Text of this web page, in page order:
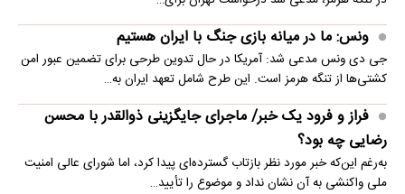
ونس: ما در میانه بازی جنگ با ایران هستیم
جی دی ونس مدعی شد: آمریکا در حال تدوین طرحی برای تضمین عبور امن
کشتی‌ها از تنگه هرمز است. این طرح شامل تعهد ایران به…
فراز و فرود یک خبر/ ماجرای جایگزینی ذوالقدر با محسن
رضایی چه بود؟
به‌رغم این‌که خبر مورد نظر بازتاب گسترده‌ای پیدا کرد، اما شورای عالی امنیت
ملی واکنشی به آن نشان نداد و موضوع را تأیید…